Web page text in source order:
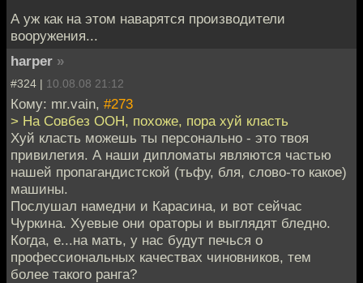
А уж как на этом наварятся производители
вооружения...
harper »
#324 | 10.08.08 21:12
Кому: mr.vain, #273
> На Совбез ООН, похоже, пора хуй класть
Хуй класть можешь ты персонально - это твоя
привилегия. А наши дипломаты являются частью
нашей пропагандистской (тьфу, бля, слово-то какое)
машины.
Послушал намедни и Карасина, и вот сейчас
Чуркина. Хуевые они ораторы и выглядят бледно.
Когда, е...на мать, у нас будут печься о
профессиональных качествах чиновников, тем
более такого ранга?